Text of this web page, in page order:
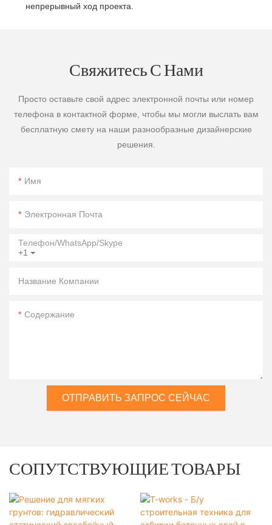
непрерывный ход проекта.
Свяжитесь С Нами
Просто оставьте свой адрес электронной почты или номер
телефона в контактной форме, чтобы мы могли выслать вам
бесплатную смету на наши разнообразные дизайнерские
решения.
Имя
Электронная Почта
+1
Телефон/WhatsApp/Skype
Название Компании
Содержание
ОТПРАВИТЬ ЗАПРОС СЕЙЧАС
СОПУТСТВУЮЩИЕ ТОВАРЫ